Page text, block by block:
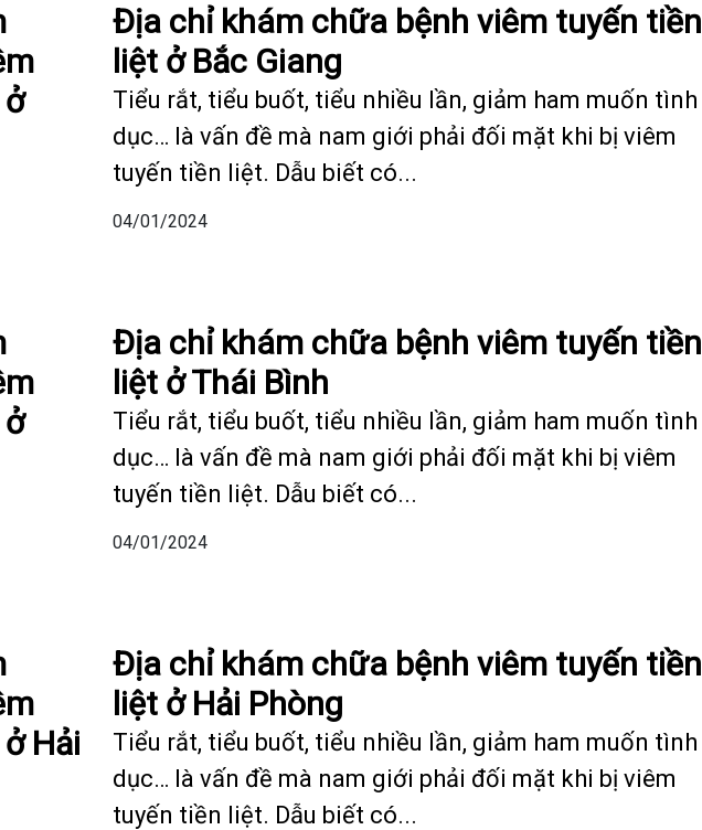
Địa chỉ khám chữa bệnh viêm tuyến tiền
liệt ở Bắc Giang
Tiểu rắt, tiểu buốt, tiểu nhiều lần, giảm ham muốn tình
dục… là vấn đề mà nam giới phải đối mặt khi bị viêm
tuyến tiền liệt. Dẫu biết có...
04/01/2024
Địa chỉ khám chữa bệnh viêm tuyến tiền
liệt ở Thái Bình
Tiểu rắt, tiểu buốt, tiểu nhiều lần, giảm ham muốn tình
dục… là vấn đề mà nam giới phải đối mặt khi bị viêm
tuyến tiền liệt. Dẫu biết có...
04/01/2024
Địa chỉ khám chữa bệnh viêm tuyến tiền
liệt ở Hải Phòng
Tiểu rắt, tiểu buốt, tiểu nhiều lần, giảm ham muốn tình
dục… là vấn đề mà nam giới phải đối mặt khi bị viêm
tuyến tiền liệt. Dẫu biết có...